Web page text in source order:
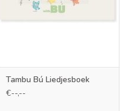
Tambu Bú Liedjesboek
€--,--